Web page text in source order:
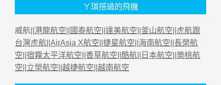
ㄚ琪搭過的飛機
威航|| 港龍航空 國泰航空 達美航空 釜山航空
虎航跟
台灣虎航 AirAsia X航空 捷星航空 海南航空 長榮航
空 宿霧太平洋航空 香草航空 酷航 日本航空 樂桃航
空 立榮航空 越捷航空 越南航空